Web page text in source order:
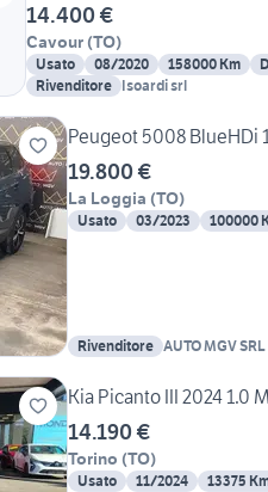
14.400 €
Cavour (TO)
Usato 08/2020 158000 Km
Rivenditore Isoardi srl
Peugeot 5008 BlueHDi
19.800 €
La Loggia (TO)
Usato 03/2023 100000
Rivenditore AUTO MGV SRL
Kia Picanto III 2024 1.0
14.190 €
Torino (TO)
Usato 11/2024 13375